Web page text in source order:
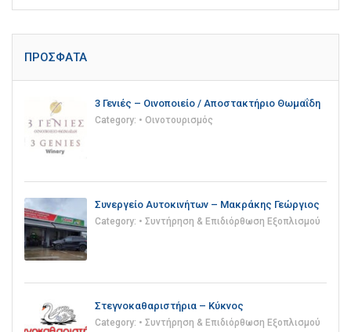
ΠΡΌΣΦΑΤΑ
3 Γενιές – Οινοποιείο / Αποστακτήριο Θωμαΐδη
Category: • Οινοτουρισμός
Συνεργείο Αυτοκινήτων – Μακράκης Γεώργιος
Category: • Συντήρηση & Επιδιόρθωση Εξοπλισμού
Στεγνοκαθαριστήρια – Κύκνος
Category: • Συντήρηση & Επιδιόρθωση Εξοπλισμού